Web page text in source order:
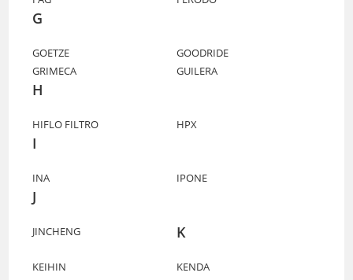
G
GOETZE
GOODRIDE
GRIMECA
GUILERA
H
HIFLO FILTRO HPX
I
INA IPONE
J
JINCHENG K
KEIHIN
KENDA